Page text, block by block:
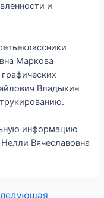
и
Маркова
Владыкин
информацию
Вячеславовна